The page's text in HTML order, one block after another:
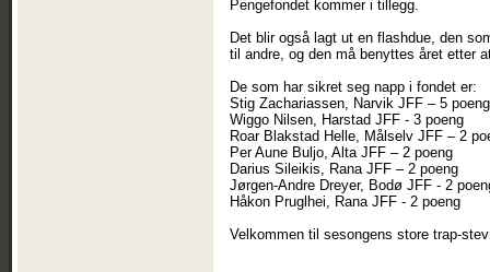
Pengefondet kommer i tillegg.
Det blir også lagt ut en flashdue, den
til andre, og den må benyttes året etter
De som har sikret seg napp i fondet er:
Stig Zachariassen, Narvik JFF – 5 poeng
Wiggo Nilsen, Harstad JFF - 3 poeng
Roar Blakstad Helle, Målselv JFF – 2
Per Aune Buljo, Alta JFF – 2 poeng
Darius Sileikis, Rana JFF – 2 poeng
Jørgen-Andre Dreyer, Bodø JFF - 2
Håkon Pruglhei, Rana JFF - 2 poeng
Velkommen til sesongens store trap-